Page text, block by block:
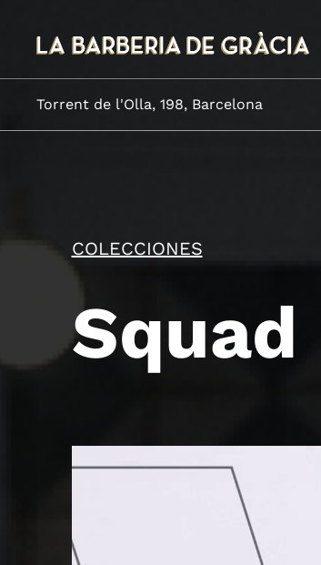
Torrent de l'Olla, 198, Barcelona
COLECCIONES
Squad